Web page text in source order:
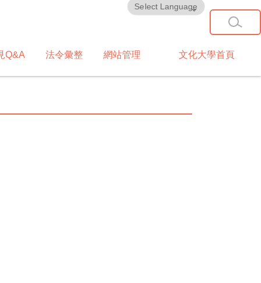
Translate
文化大學首頁
Q&A 法令彙整 網站管理